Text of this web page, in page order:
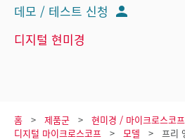
데모 / 테스트 신청
디지털 현미경
홈 제품군 현미경 / 마이크로스코프
디지털 마이크로스코프
모델
프리